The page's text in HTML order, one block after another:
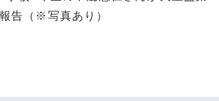
告（※写真あり）